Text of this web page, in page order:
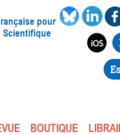
pour
Scientifique
BOUTIQUE